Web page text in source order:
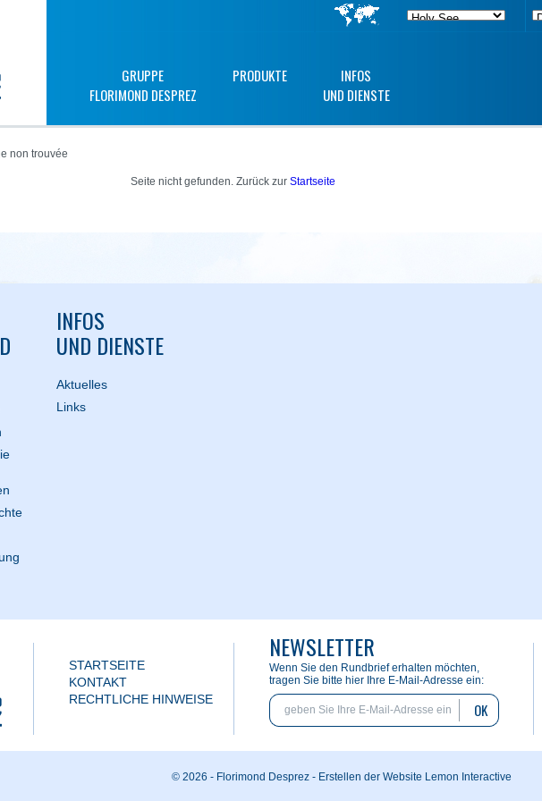
GRUPPE
FLORIMOND DESPREZ
PRODUKTE
INFOS
UND DIENSTE
non trouvée
Seite nicht gefunden. Zurück zur Startseite
INFOS
UND DIENSTE
Aktuelles
Links
STARTSEITE
KONTAKT
RECHTLICHE HINWEISE
NEWSLETTER
Wenn Sie den Rundbrief erhalten möchten,
tragen Sie bitte hier Ihre E-Mail-Adresse ein:
OK
© 2026 - Florimond Desprez - Erstellen der Website Lemon Interactive